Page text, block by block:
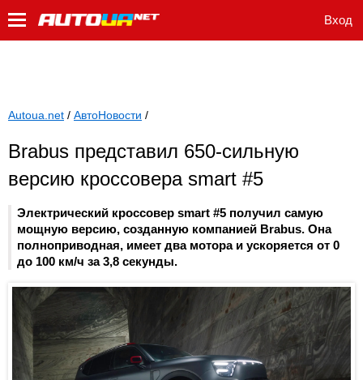
Вход
Autoua.net / АвтоНовости /
Brabus представил 650-сильную
версию кроссовера smart #5
Электрический кроссовер smart #5 получил самую
мощную версию, созданную компанией Brabus. Она
полноприводная, имеет два мотора и ускоряется от 0
до 100 км/ч за 3,8 секунды.